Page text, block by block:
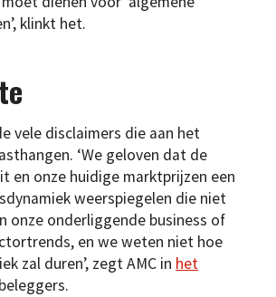
klinkt het.
vele disclaimers die aan het
‘We geloven dat de
en onze huidige marktprijzen een
weerspiegelen die niet
onze onderliggende business of
en we weten niet hoe
zal duren’, zegt AMC in het